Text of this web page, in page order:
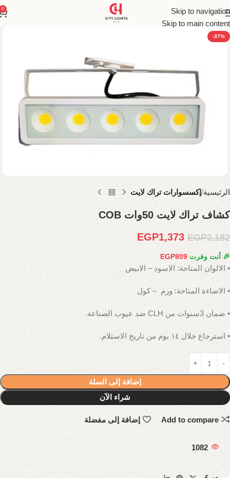
Skip to navigation
Skip to main content
0
-37%
الرئيسية إكسسوارات تراك لايت
كشاف تراك لايت 50وات COB
EGP2,182
EGP1,373
🎉 أنت وفرت EGP809
• الالوان المتاحة: الاسود – الابيض
• الاضاءة المتاحة: ورم – كول
• ضمان 3سنوات من CLH ضد عيوب الصناعة.
• استرجاع خلال ١٤ يوم من تاريخ الاستلام.
إضافة إلى السلة
شراء الآن
Add to compare إضافة إلى مفضلة
1082